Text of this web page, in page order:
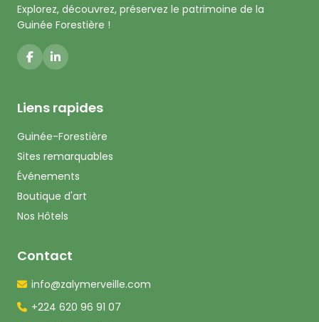
Explorez, découvrez, préservez le patrimoine de la
Guinée Forestière !
Liens rapides
Guinée-Forestière
Sites remarquables
Événements
Boutique d'art
Nos Hôtels
Contact
info@zalymerveille.com
+224 620 96 91 07